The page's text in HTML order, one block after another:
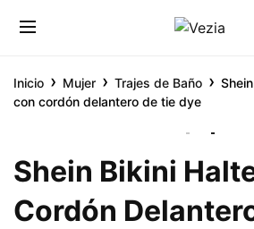
Inicio › Mujer › Trajes de Baño ›
con cordón delantero de tie dye
Shein Bikini
Cordón